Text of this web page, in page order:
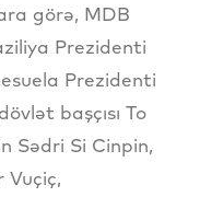
görə, MDB
Prezidenti
Prezidenti
başçısı To
Sədri Si Cinpin,
Vuçiç,